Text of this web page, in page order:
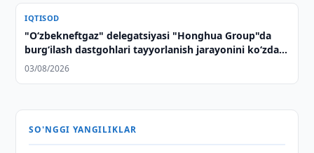
IQTISOD
"O‘zbekneftgaz" delegatsiyasi "Honghua Group"da
burg‘ilash dastgohlari tayyorlanish jarayonini ko‘zdan
kechirdi
03/08/2026
SO'NGGI YANGILIKLAR